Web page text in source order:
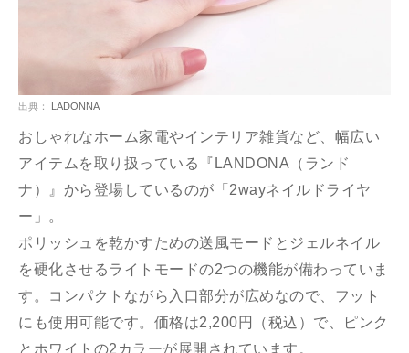
出典： LADONNA
おしゃれなホーム家電やインテリア雑貨など、幅広い
アイテムを取り扱っている『LANDONA（ランド
ナ）』から登場しているのが「2wayネイルドライヤ
ー」。
ポリッシュを乾かすための送風モードとジェルネイル
を硬化させるライトモードの2つの機能が備わっていま
す。コンパクトながら入口部分が広めなので、フット
にも使用可能です。価格は2,200円（税込）で、ピンク
とホワイトの2カラーが展開されています。